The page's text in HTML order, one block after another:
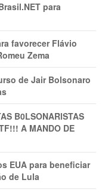
para
favorecer Flávio
Zema
de Jair Bolsonaro
B0LSONARlSTAS
A MANDO DE
EUA para beneficiar
de Lula